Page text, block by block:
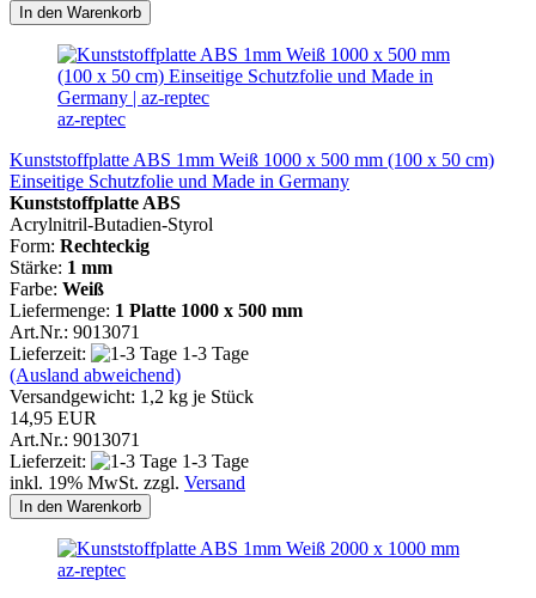
In den Warenkorb
az-reptec
Kunststoffplatte ABS 1mm Weiß 1000 x 500 mm (100 x 50 cm)
Einseitige Schutzfolie und Made in Germany
Kunststoffplatte ABS
Acrylnitril-Butadien-Styrol
Form: Rechteckig
Stärke: 1 mm
Farbe: Weiß
Liefermenge: 1 Platte 1000 x 500 mm
Art.Nr.: 9013071
Lieferzeit:
1-3 Tage
(Ausland abweichend)
Versandgewicht: 1,2 kg je Stück
14,95 EUR
Art.Nr.: 9013071
Lieferzeit:
1-3 Tage
inkl. 19% MwSt. zzgl. Versand
In den Warenkorb
az-reptec